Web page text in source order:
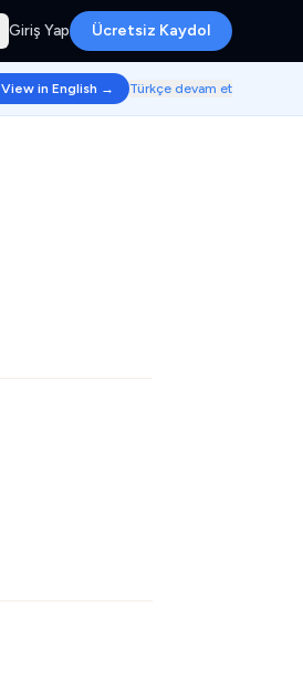
Giriş Yap Ücretsiz Kaydol
View in English → Türkçe devam et